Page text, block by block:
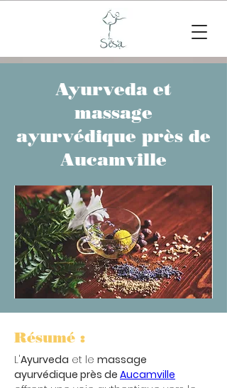
Ayurveda et
massage
ayurvédique près de
Aucamville
Résumé :
L'Ayurveda et le massage
ayurvédique près de Aucamville